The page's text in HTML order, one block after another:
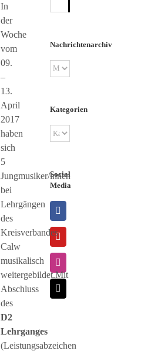
In
der
Woche
vom
09.
–
13.
April
2017
haben
sich
5
Jungmusiker/innen
bei
Lehrgängen
des
Kreisverbandes
Calw
musikalisch
weitergebildet.Mit
Abschluss
des
D2
Lehrganges
(Leistungsabzeichen
nach:
Nachrichtenarchiv
Nachrichtenarchiv
Kategorien
Kategorien
Social
Media